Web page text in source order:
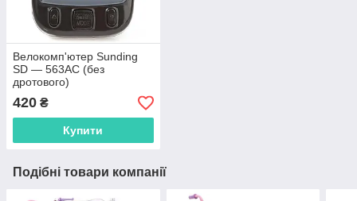
Велокомп'ютер Sunding
SD — 563AC (без
дротового)
420 ₴
Купити
Подібні товари компанії